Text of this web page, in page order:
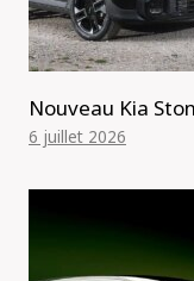
Nouveau Kia
6 juillet 2026